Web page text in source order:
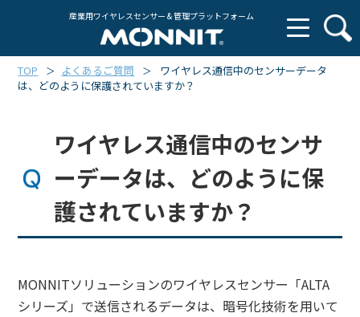
産業用ワイヤレスセンサー & 管理プラットフォーム
TOP ＞ よくあるご質問 ＞
ワイヤレス通信中のセンサーデータ
は、どのように保護されていますか？
ワイヤレス通信中のセンサ
ーデータは、どのように保
護されていますか？
MONNITソリューションのワイヤレスセンサー「ALTA
シリーズ」で送信されるデータは、暗号化技術を用いて